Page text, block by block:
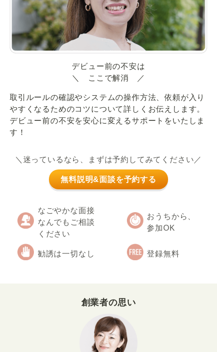
デビュー前の不安は
＼ ここで解消 ／
取引ルールの確認やシステムの操作方法、依頼が入り
やすくなるためのコツについて詳しくお伝えします。
デビュー前の不安を安心に変えるサポートをいたしま
す！
＼迷っているなら、まずは予約してみてください／
無料説明&面談を予約する
なごやかな面接
なんでもご相談
ください
おうちから、
参加OK
勧誘は一切なし 登録無料
創業者の思い